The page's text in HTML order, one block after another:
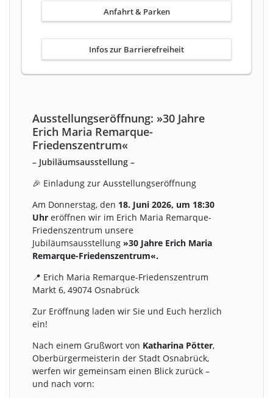
Anfahrt & Parken
Infos zur Barrierefreiheit
Ausstellungseröffnung: »30 Jahre
Erich Maria Remarque-
Friedenszentrum«
– Jubiläumsausstellung –
🎉 Einladung zur Ausstellungseröffnung
Am Donnerstag, den 18. Juni 2026, um 18:30
Uhr eröffnen wir im Erich Maria Remarque-
Friedenszentrum unsere
Jubiläumsausstellung»30 Jahre Erich Maria
Remarque-Friedenszentrum«.
📍 Erich Maria Remarque-Friedenszentrum
Markt 6, 49074 Osnabrück
Zur Eröffnung laden wir Sie und Euch herzlich
ein!
Nach einem Grußwort von Katharina Pötter,
Oberbürgermeisterin der Stadt Osnabrück,
werfen wir gemeinsam einen Blick zurück –
und nach vorn: